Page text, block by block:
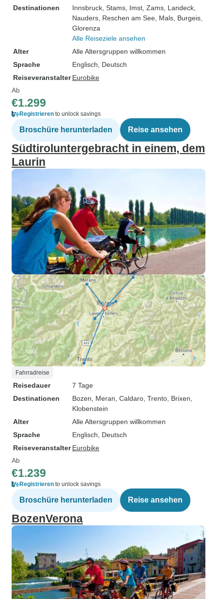
Destinationen Innsbruck , Stams , Imst , Zams , Landeck
Nauders , Reschen am See , Mals , Burgeis
Glorenza
Alle Reiseziele ansehen
Alter
Alle Altersgruppen willkommen
Sprache
Englisch, Deutsch
Reiseveranstalter Eurobike
Ab
€1.299
Registrieren to unlock savings
Broschüre herunterladen Reise ansehen
Südtiroluntergebracht in einem, dem
Laurin
Fahrradreise
Reisedauer
7 Tage
Destinationen
Bozen , Meran , Caldaro , Trento , Brixen
Klobenstein
Alter
Alle Altersgruppen willkommen
Sprache
Englisch, Deutsch
Reiseveranstalter Eurobike
Ab
€1.239
Registrieren to unlock savings
Broschüre herunterladen Reise ansehen
BozenVerona